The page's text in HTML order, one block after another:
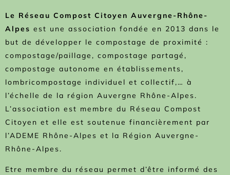
Le Réseau Compost Citoyen Auvergne-Rhône-
Alpes est une association fondée en 2013 dans le
but de développer le compostage de proximité :
compostage/paillage, compostage partagé,
compostage autonome en établissements,
lombricompostage individuel et collectif,… à
l’échelle de la région Auvergne Rhône-Alpes.
L’association est membre du Réseau Compost
Citoyen et elle est soutenue financièrement par
l’ADEME Rhône-Alpes et la Région Auvergne-
Rhône-Alpes.
Etre membre du réseau permet d’être informé des